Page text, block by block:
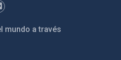
mundo a través